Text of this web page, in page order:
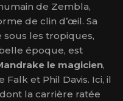
de Zembla,
de clin d’œil. Sa
les tropiques,
époque, est
le magicien,
et Phil Davis. Ici, il
la carrière ratée